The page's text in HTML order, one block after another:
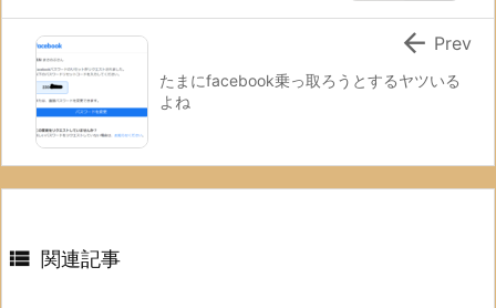
たまにfacebook乗っ取ろうとするヤツいる
よね
 Prev
 関連記事